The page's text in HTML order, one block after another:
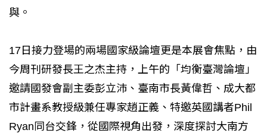
與。
17日接力登場的兩場國家級論壇更是本展會焦點，由
今周刊研發長王之杰主持，上午的「均衡臺灣論壇」
邀請國發會副主委彭立沛、臺南市長黃偉哲、成大都
市計畫系教授級兼任專家趙正義、特邀英國講者Phil
Ryan同台交鋒，從國際視角出發，深度探討大南方